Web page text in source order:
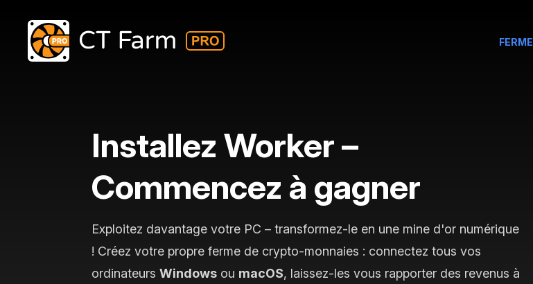
FERME
Installez Worker –
Commencez à gagner
Exploitez davantage votre PC – transformez-le en une mine d'or numérique
! Créez votre propre ferme de crypto-monnaies : connectez tous vos
ordinateurs Windows ou macOS, laissez-les vous rapporter des revenus à